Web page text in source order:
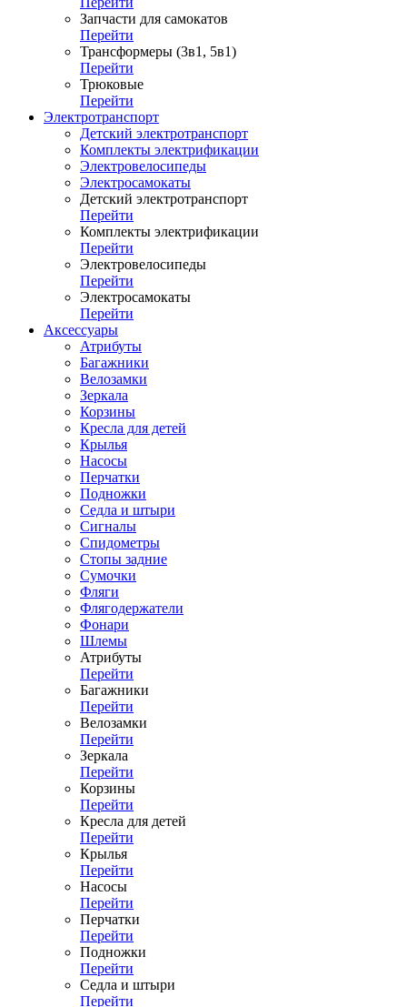
Запчасти для самокатов
Перейти
Трансформеры (3в1, 5в1)
Перейти
Трюковые
Перейти
Электротранспорт
Детский электротранспорт
Комплекты электрификации
Электровелосипеды
Электросамокаты
Детский электротранспорт
Перейти
Комплекты электрификации
Перейти
Электровелосипеды
Перейти
Электросамокаты
Перейти
Аксессуары
Атрибуты
Багажники
Велозамки
Зеркала
Корзины
Кресла для детей
Крылья
Насосы
Перчатки
Подножки
Седла и штыри
Сигналы
Спидометры
Стопы задние
Сумочки
Фляги
Флягодержатели
Фонари
Шлемы
Атрибуты
Перейти
Багажники
Перейти
Велозамки
Перейти
Зеркала
Перейти
Корзины
Перейти
Кресла для детей
Перейти
Крылья
Перейти
Насосы
Перейти
Перчатки
Перейти
Подножки
Перейти
Седла и штыри
Перейти